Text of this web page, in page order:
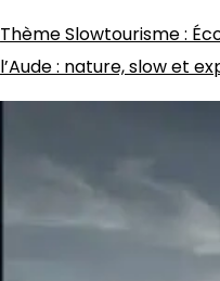
ThèmeSlowtourisme:
l’Aude : nature, slow et